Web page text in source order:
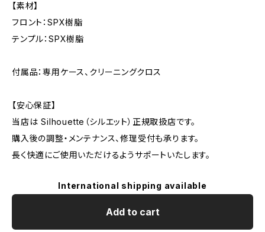
【素材】
フロント：SPX樹脂
テンプル：SPX樹脂
付属品：専用ケース、クリーニングクロス
【安心保証】
当店は Silhouette（シルエット）正規取扱店です。
購入後の調整・メンテナンス、修理受付も承ります。
長く快適にご使用いただけるようサポートいたします。
International shipping available
Add to cart